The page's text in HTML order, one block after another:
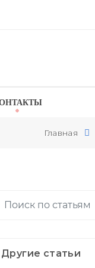
Главная
Другие статьи